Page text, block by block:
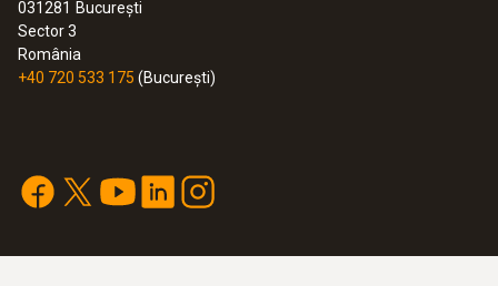
031281 București
Sector 3
România
+40 720 533 175 (București)